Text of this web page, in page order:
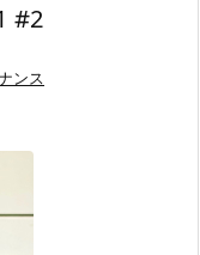
#2
ンス